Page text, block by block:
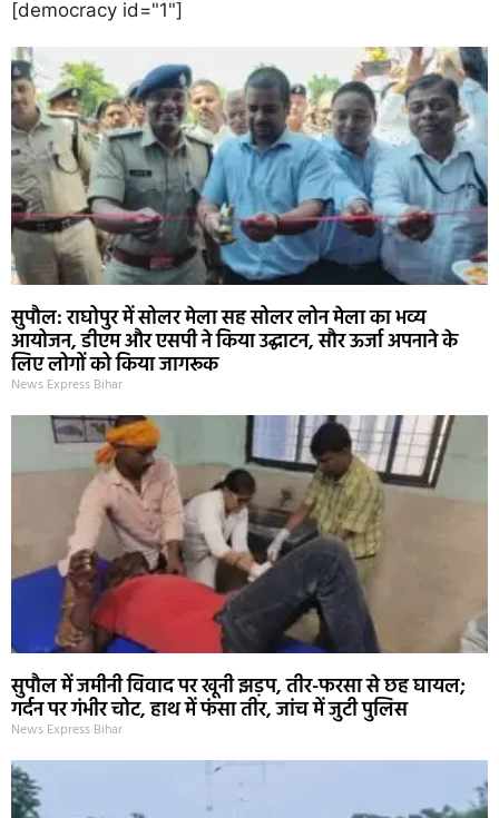
[democracy id="1"]
सुपौल: राघोपुर में सोलर मेला सह सोलर लोन मेला का भव्य
आयोजन, डीएम और एसपी ने किया उद्घाटन, सौर ऊर्जा अपनाने के
लिए लोगों को किया जागरूक
News Express Bihar
सुपौल में जमीनी विवाद पर खूनी झड़प, तीर-फरसा से छह घायल;
गर्दन पर गंभीर चोट, हाथ में फंसा तीर, जांच में जुटी पुलिस
News Express Bihar